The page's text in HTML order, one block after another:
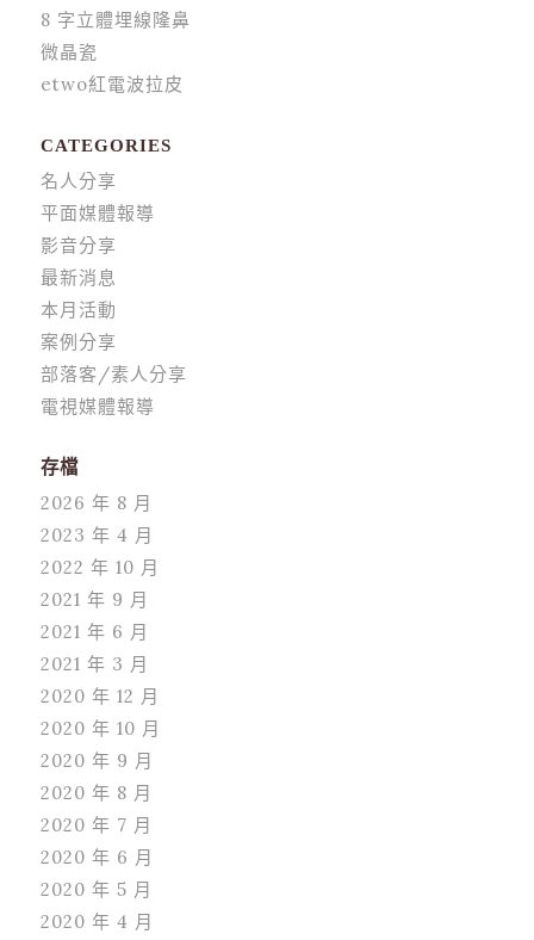
8 字立體埋線隆鼻
微晶瓷
etwo紅電波拉皮
CATEGORIES
名人分享
平面媒體報導
影音分享
最新消息
本月活動
案例分享
部落客/素人分享
電視媒體報導
存檔
2026 年 8 月
2023 年 4 月
2022 年 10 月
2021 年 9 月
2021 年 6 月
2021 年 3 月
2020 年 12 月
2020 年 10 月
2020 年 9 月
2020 年 8 月
2020 年 7 月
2020 年 6 月
2020 年 5 月
2020 年 4 月